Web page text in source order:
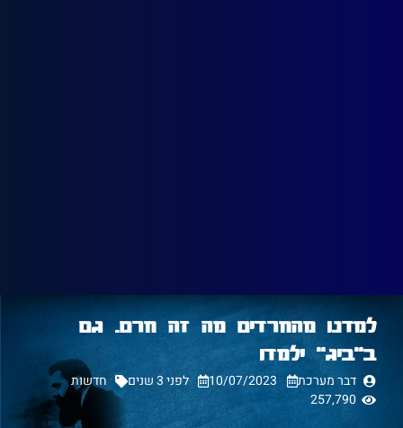
למדנו מהחרדים מה זה חרם. גם
ב"ביג" ילמדו
דבר מערכת 10/07/2023 לפני 3 שנים
חדשות
257,790